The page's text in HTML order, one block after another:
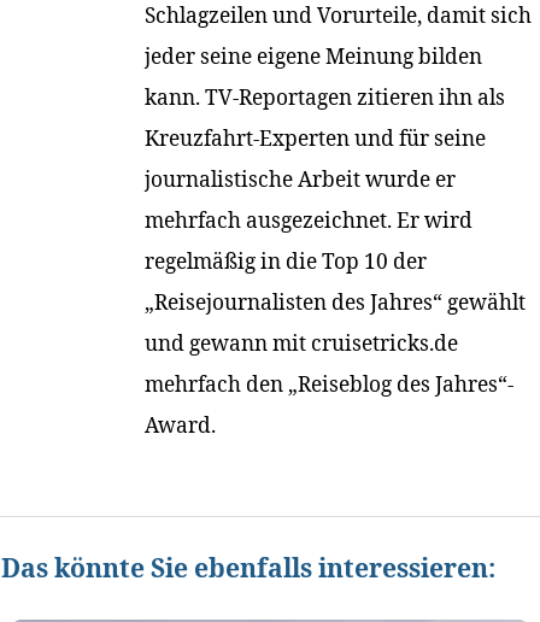
Schlagzeilen und Vorurteile, damit sich
jeder seine eigene Meinung bilden
kann. TV-Reportagen zitieren ihn als
Kreuzfahrt-Experten und für seine
journalistische Arbeit wurde er
mehrfach ausgezeichnet. Er wird
regelmäßig in die Top 10 der
„Reisejournalisten des Jahres“ gewählt
und gewann mit cruisetricks.de
mehrfach den „Reiseblog des Jahres“-
Award.
Das könnte Sie ebenfalls interessieren: